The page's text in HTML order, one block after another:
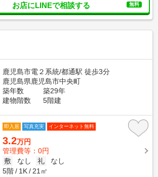
お店にLINEで相談する 無料
鹿児島市電２系統/都通駅 徒歩3分
鹿児島県鹿児島市中央町
築年数
築29年
建物階数
5階建
即入居 写真充実 インターネット無料
3.2万円
管理費等：0円
敷
なし 礼
なし
5階
1K 21㎡